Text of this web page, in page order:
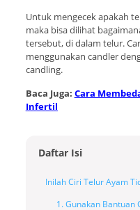
Untuk mengecek apakah
maka bisa dilihat
tersebut, di dalam telur.
menggunakan candler
candling.
Baca Juga: Cara
Infertil
Daftar Isi
Inilah Ciri Telur Ayam
1. Gunakan Bantuan